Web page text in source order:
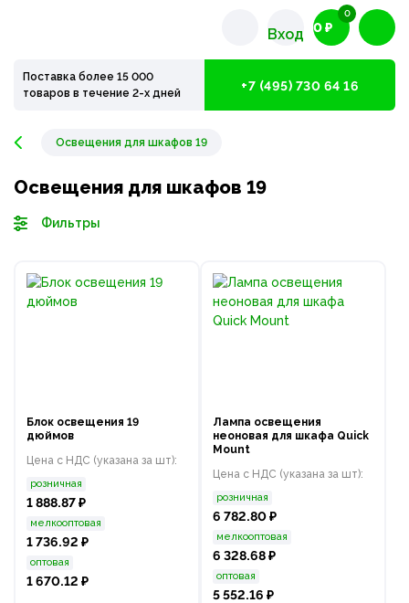
Вход 0 ₽
0
Поставка более 15 000
товаров в течение 2-х дней
+7 (495) 730 64 16
Освещения для шкафов 19
Освещения для шкафов 19
Фильтры
Блок освещения 19
дюймов
Цена с НДС (указана за шт):
розничная
1 888.87 ₽
мелкооптовая
1 736.92 ₽
оптовая
1 670.12 ₽
Лампа освещения
неоновая для шкафа Quick
Mount
Цена с НДС (указана за шт):
розничная
6 782.80 ₽
мелкооптовая
6 328.68 ₽
оптовая
5 552.16 ₽